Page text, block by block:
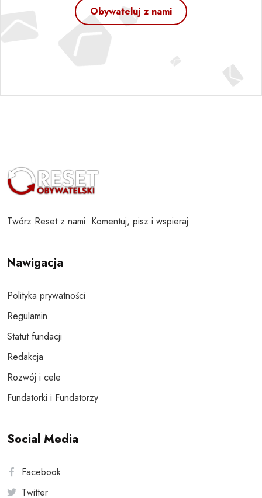
Obywateluj z nami
Twórz Reset z nami. Komentuj, pisz i wspieraj
Nawigacja
Polityka prywatności
Regulamin
Statut fundacji
Redakcja
Rozwój i cele
Fundatorki i Fundatorzy
Social Media
Facebook
Twitter